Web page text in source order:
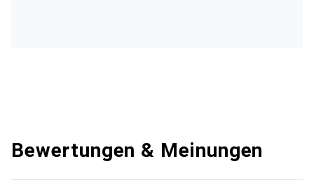
Bewertungen & Meinungen